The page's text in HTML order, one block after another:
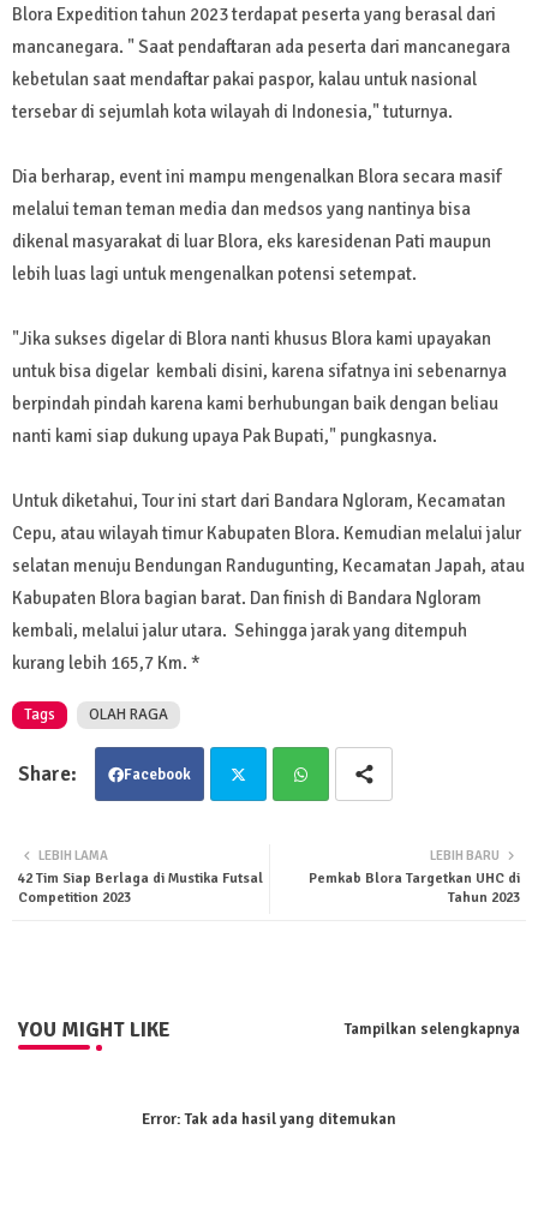
Blora Expedition tahun 2023 terdapat peserta yang berasal dari
mancanegara. " Saat pendaftaran ada peserta dari mancanegara
kebetulan saat mendaftar pakai paspor, kalau untuk nasional
tersebar di sejumlah kota wilayah di Indonesia," tuturnya.
Dia berharap, event ini mampu mengenalkan Blora secara masif
melalui teman teman media dan medsos yang nantinya bisa
dikenal masyarakat di luar Blora, eks karesidenan Pati maupun
lebih luas lagi untuk mengenalkan potensi setempat.
"Jika sukses digelar di Blora nanti khusus Blora kami upayakan
untuk bisa digelar kembali disini, karena sifatnya ini sebenarnya
berpindah pindah karena kami berhubungan baik dengan beliau
nanti kami siap dukung upaya Pak Bupati," pungkasnya.
Untuk diketahui, Tour ini start dari Bandara Ngloram, Kecamatan
Cepu, atau wilayah timur Kabupaten Blora. Kemudian melalui jalur
selatan menuju Bendungan Randugunting, Kecamatan Japah, atau
Kabupaten Blora bagian barat. Dan finish di Bandara Ngloram
kembali, melalui jalur utara. Sehingga jarak yang ditempuh
kurang lebih 165,7 Km. *
Tags OLAH RAGA
Facebook
ter tsa
LEBIH BARU
Pemkab Blora Targetkan UHC di
Tahun 2023
LEBIH LAMA
42 Tim Siap Berlaga di Mustika Futsal
Competition 2023
YOU MIGHT LIKE Tampilkan selengkapnya
Error:Tak ada hasil yang ditemukan